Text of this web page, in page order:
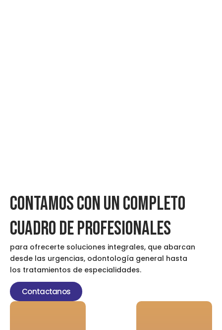
Contamos Con Un Completo
Cuadro De Profesionales
para ofrecerte soluciones integrales, que abarcan
desde las urgencias, odontología general hasta
los tratamientos de especialidades.
Contactanos